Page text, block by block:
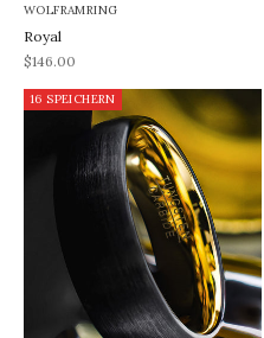
WOLFRAMRING
Royal
REA-pris
$146.00
16 SPEICHERN